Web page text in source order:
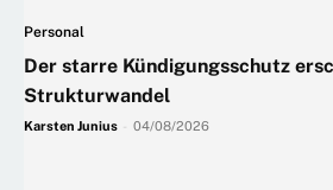
Personal
Der starre Kündigungsschutz
Strukturwandel
Karsten Junius 04/08/2026